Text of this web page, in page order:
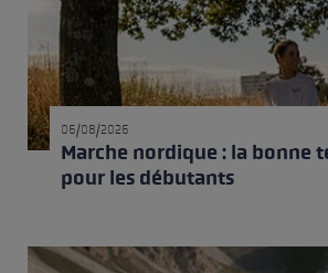
06/08/2026
Marche nordique : la bonne
pour les débutants